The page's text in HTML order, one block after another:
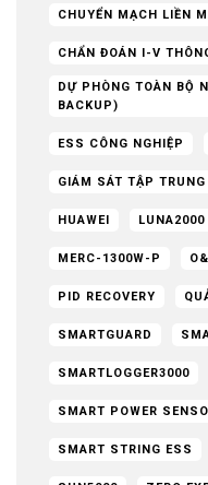
CHUYỂN MẠCH LIỀN
CHẨN ĐOÁN I-V
DỰ PHÒNG TOÀN BỘ
BACKUP)
ESS CÔNG NGHIỆP
GIÁM SÁT TẬP TRUNG
HUAWEI LUNA2000
MERC-1300W-P
PID RECOVERY
SMARTGUARD
SMARTLOGGER3000
SMART POWER
SMART STRING ESS